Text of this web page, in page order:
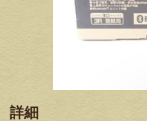
詳細